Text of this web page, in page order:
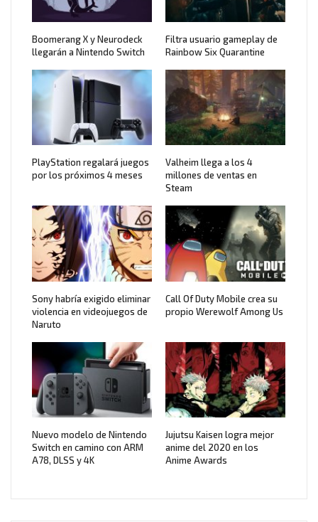
Boomerang X y Neurodeck
llegarán a Nintendo Switch
Filtra usuario gameplay de
Rainbow Six Quarantine
PlayStation regalará juegos
por los próximos 4 meses
Valheim llega a los 4
millones de ventas en
Steam
Sony habría exigido eliminar
violencia en videojuegos de
Naruto
Call Of Duty Mobile crea su
propio Werewolf Among Us
Nuevo modelo de Nintendo
Switch en camino con ARM
A78, DLSS y 4K
Jujutsu Kaisen logra mejor
anime del 2020 en los
Anime Awards